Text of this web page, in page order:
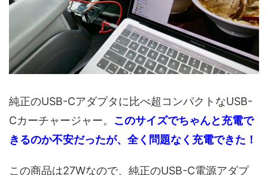
純正のUSB-Cアダプタに比べ超コンパクトなUSB-
Cカーチャージャー。 このサイズでちゃんと充電で
きるのか不安だったが、全く問題なく充電できた！
この商品は27Wなので、純正のUSB-C電源アダプ